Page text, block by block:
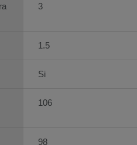
3
1.5
Si
106
98